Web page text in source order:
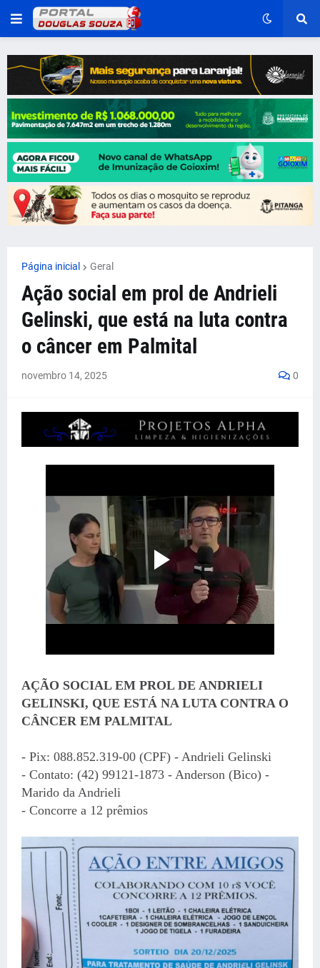
Página inicial Geral
Ação social em prol de Andrieli
Gelinski, que está na luta contra
o câncer em Palmital
novembro 14, 2025 0
AÇÃO SOCIAL EM PROL DE ANDRIELI
GELINSKI, QUE ESTÁ NA LUTA CONTRA O
CÂNCER EM PALMITAL
- Pix: 088.852.319-00 (CPF) - Andrieli Gelinski
- Contato: (42) 99121-1873 - Anderson (Bico) -
Marido da Andrieli
- Concorre a 12 prêmios